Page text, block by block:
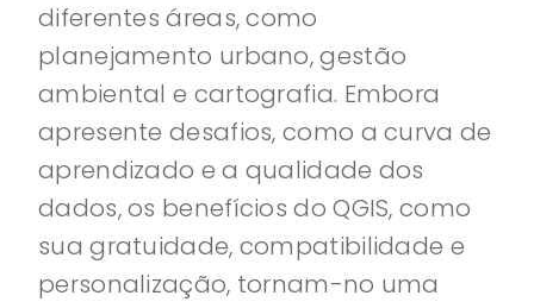
diferentes áreas, como
planejamento urbano, gestão
ambiental e cartografia. Embora
apresente desafios, como a curva de
aprendizado e a qualidade dos
dados, os benefícios do QGIS, como
sua gratuidade, compatibilidade e
personalização, tornam-no uma